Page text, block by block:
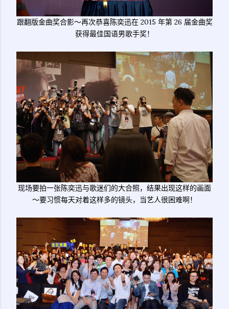
跟翻版金曲奖合影～再次恭喜陈奕迅在 2015 年第 26 届金曲奖
获得最佳国语男歌手奖！
现场要拍一张陈奕迅与歌迷们的大合照，结果出现这样的画面
～要习惯每天对着这样多的镜头，当艺人很困难啊！